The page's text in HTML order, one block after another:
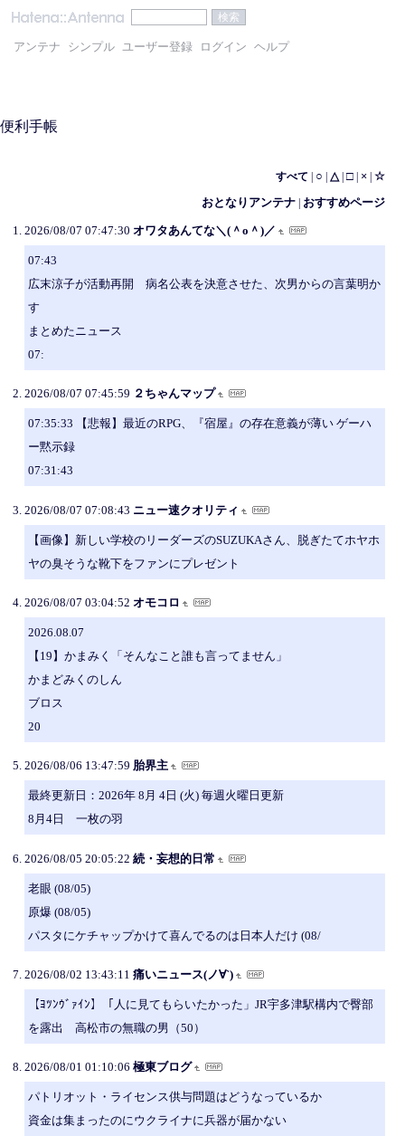
アンテナ シンプル ユーザー登録 ログイン ヘルプ
便利手帳
すべて ○ △| □| ×| ☆
おとなりアンテナ| おすすめページ
2026/08/07 07:47:30 オワタあんてな＼(＾o＾)／
07:43
広末涼子が活動再開 病名公表を決意させた、次男からの言葉明か
す
まとめたニュース
07:
2026/08/07 07:45:59 ２ちゃんマップ
07:35:33 【悲報】最近のRPG、『宿屋』の存在意義が薄い ゲーハ
ー黙示録
07:31:43
2026/08/07 07:08:43 ニュー速クオリティ
【画像】新しい学校のリーダーズのSUZUKAさん、脱ぎたてホヤホ
ヤの臭そうな靴下をファンにプレゼント
2026/08/07 03:04:52 オモコロ
2026.08.07
【19】かまみく「そんなこと誰も言ってません」
かまどみくのしん
ブロス
20
2026/08/06 13:47:59 胎界主
最終更新日：2026年 8月 4日 (火) 毎週火曜日更新
8月4日 一枚の羽
2026/08/05 20:05:22 続・妄想的日常
老眼 (08/05)
原爆 (08/05)
パスタにケチャップかけて喜んでるのは日本人だけ (08/
2026/08/02 13:43:11 痛いニュース(ノ∀`)
【ﾖﾂﾝｳﾞｧｲﾝ】「人に見てもらいたかった」JR宇多津駅構内で臀部
を露出 高松市の無職の男（50）
2026/08/01 01:10:06 極東ブログ
パトリオット・ライセンス供与問題はどうなっているか
資金は集まったのにウクライナに兵器が届かない